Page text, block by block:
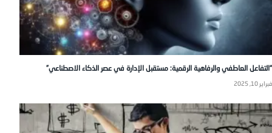
“التفاعل العاطفي والرفاهية الرقمية: مستقبل الإدارة في عصر الذكاء الاصطناعي”
فبراير 10, 2025